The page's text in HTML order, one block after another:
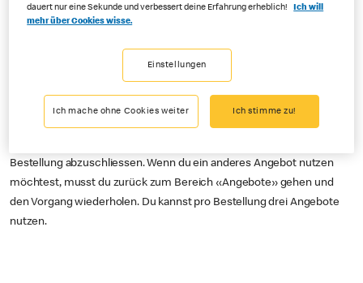
Angebote oder Prämien
einlösen?
Auf jeden Fall! Gehe in der App zum Bereich «Angebote» und wähle
das Angebot aus, das dich interessiert. Klicke auf Einlösen und dann
Bestellung abzuschliessen. Wenn du ein anderes Angebot nutzen
möchtest, musst du zurück zum Bereich «Angebote» gehen und
den Vorgang wiederholen. Du kannst pro Bestellung drei Angebote
nutzen.
dauert nur eine Sekunde und verbessert deine Erfahrung erheblich!
Ich will
mehr über Cookies wisse.
Einstellungen
Ich mache ohne Cookies weiter Ich stimme zu!